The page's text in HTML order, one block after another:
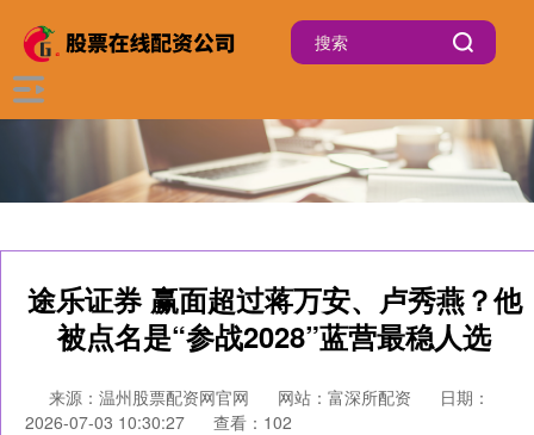
途乐证券 赢面超过蒋万安、卢秀燕？他
被点名是“参战2028”蓝营最稳人选
来源：温州股票配资网官网 网站：富深所配资
日期：
2026-07-03 10:30:27
查看：102